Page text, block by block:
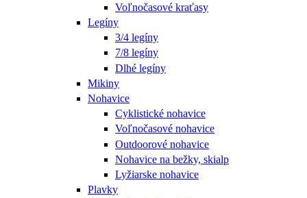
Voľnočasové kraťasy
Legíny
3/4 legíny
7/8 legíny
Dlhé legíny
Mikiny
Nohavice
Cyklistické nohavice
Voľnočasové nohavice
Outdoorové nohavice
Nohavice na bežky, skialp
Lyžiarske nohavice
Plavky